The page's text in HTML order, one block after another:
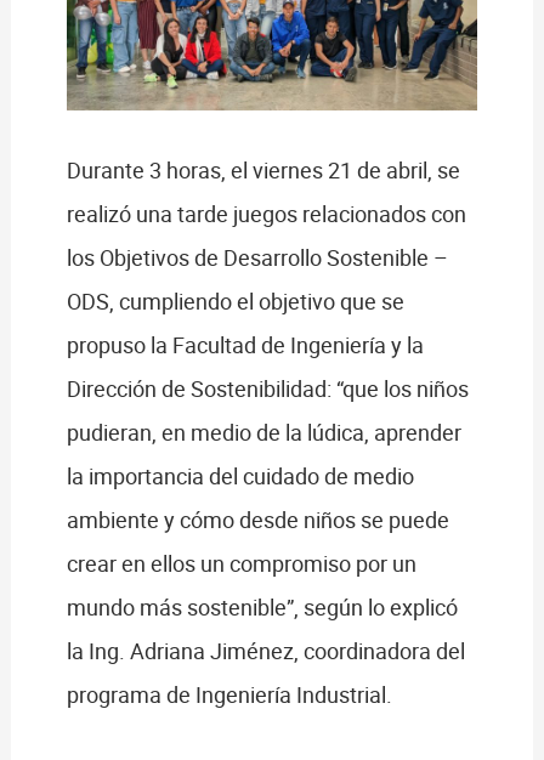
Durante 3 horas, el viernes 21 de abril, se
realizó una tarde juegos relacionados con
los Objetivos de Desarrollo Sostenible –
ODS, cumpliendo el objetivo que se
propuso la Facultad de Ingeniería y la
Dirección de Sostenibilidad: “que los niños
pudieran, en medio de la lúdica, aprender
la importancia del cuidado de medio
ambiente y cómo desde niños se puede
crear en ellos un compromiso por un
mundo más sostenible”, según lo explicó
la Ing. Adriana Jiménez, coordinadora del
programa de Ingeniería Industrial.